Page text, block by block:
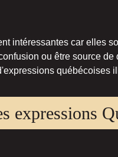
intéressantes car elles
ou être source
québécoises
expressions